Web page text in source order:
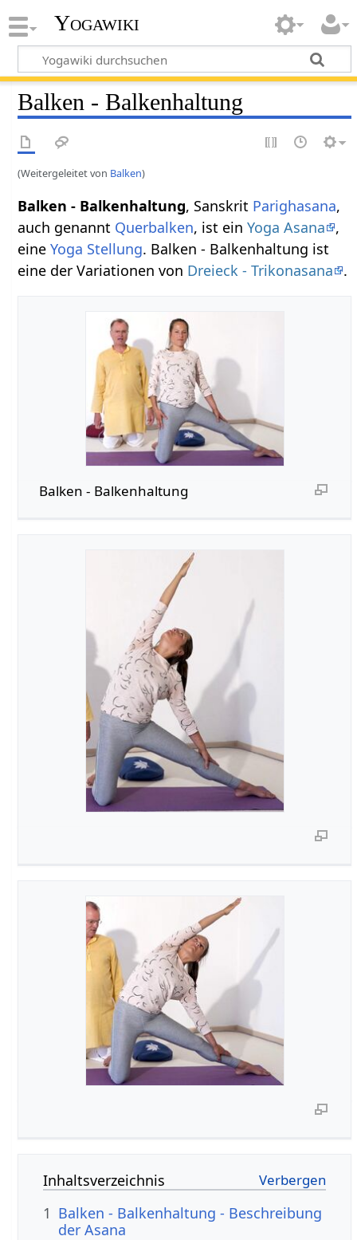
Yogawiki
Balken - Balkenhaltung
(Weitergeleitet von Balken)
Balken - Balkenhaltung, Sanskrit Parighasana,
auch genannt Querbalken, ist einYoga Asana
,
eineYoga Stellung. Balken - Balkenhaltung ist
eine der Variationen von Dreieck - Trikonasana .
Balken - Balkenhaltung
Inhaltsverzeichnis
1 Balken - Balkenhaltung - Beschreibung
der Asana